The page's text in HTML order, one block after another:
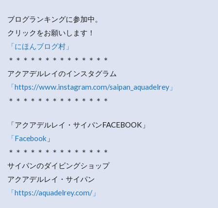
ブログランキングに参加中。
クリックをお願いします！
「にほんブログ村」
＊＊＊＊＊＊＊＊＊＊＊＊＊＊
アクアデルレイのインスタグラム
「https://www.instagram.com/saipan_aquadelrey」
＊＊＊＊＊＊＊＊＊＊＊＊＊＊
「アクアデルレイ・サイパンFACEBOOK」
「Facebook 」
＊＊＊＊＊＊＊＊＊＊＊＊＊＊
サイパンのダイビングショップ
アクアデルレイ・サイパン
「https://aquadelrey.com/」